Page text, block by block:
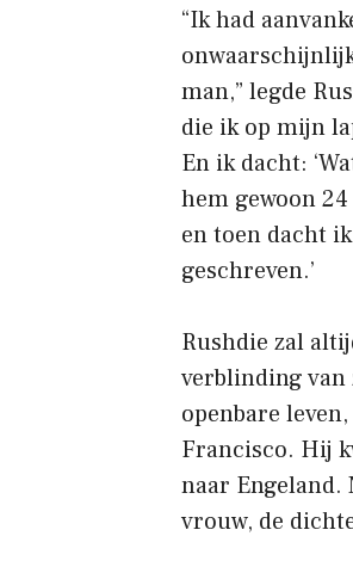
“Ik had
man,” legde
die ik op mijn
En ik dacht:
hem gewoon
en toen dacht
geschreven.’
Rushdie zal
verblinding van
openbare
Francisco. Hij
naar Engeland.
vrouw, de